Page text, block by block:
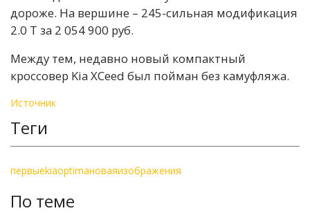
дороже. На вершине – 245-сильная модификация
2.0 Т за 2 054 900 руб.
Между тем, недавно новый компактный
кроссовер Kia XCeed был пойман без камуфляжа.
Источник
Теги
первыеkiaoptimaноваяизображения
По теме